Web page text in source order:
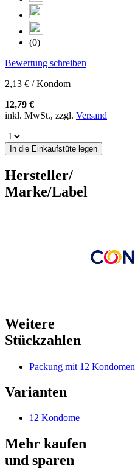
(0)
Bewertung schreiben
2,13 € / Kondom
12,79 €
inkl. MwSt., zzgl. Versand
In die Einkaufstüte legen
Hersteller/
Marke/Label
Weitere
Stückzahlen
Packung mit 12 Kondomen
Varianten
12 Kondome
Mehr kaufen
und sparen